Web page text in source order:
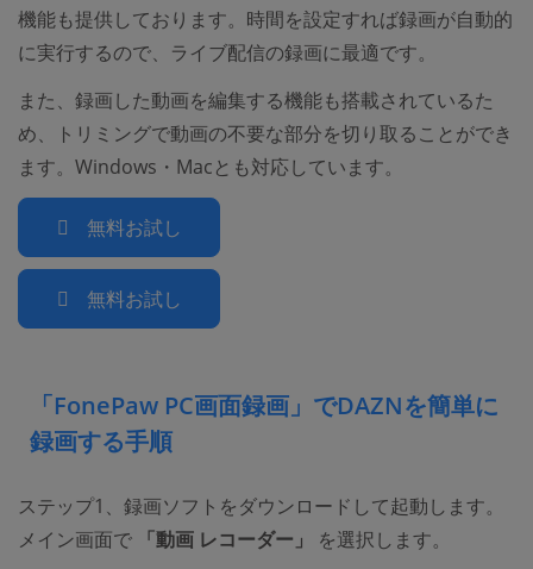
機能も提供しております。時間を設定すれば録画が自動的
に実行するので、ライブ配信の録画に最適です。
また、録画した動画を編集する機能も搭載されているた
め、トリミングで動画の不要な部分を切り取ることができ
ます。Windows・Macとも対応しています。
無料お試し
無料お試し
「FonePaw PC画面録画」でDAZNを簡単に
録画する手順
ステップ1、録画ソフトをダウンロードして起動します。
メイン画面で 「動画 レコーダー」 を選択します。